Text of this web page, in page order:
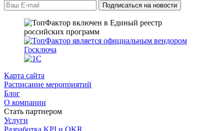
Карта сайта
Расписание мероприятий
Блог
О компании
Стать партнером
Услуги
Разработка KPI и OKR